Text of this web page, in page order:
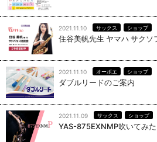
2021.11.10 サックス ショップ
住谷美帆先生 ヤマハ サクソ
2021.11.10 オーボエ ショップ
ダブルリードのご案内
2021.11.09 サックス ショップ
YAS-875EXNMP吹いてみ